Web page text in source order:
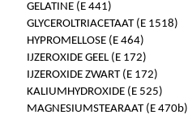
GELATINE (E 441)
GLYCEROLTRIACETAAT (E 1518)
HYPROMELLOSE (E 464)
IJZEROXIDE GEEL (E 172)
IJZEROXIDE ZWART (E 172)
KALIUMHYDROXIDE (E 525)
MAGNESIUMSTEARAAT (E 470b)